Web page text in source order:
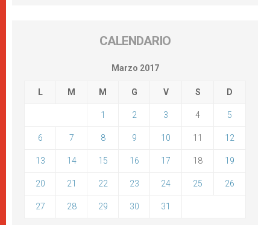
CALENDARIO
Marzo 2017
L M M G V S D
1 2 3 4 5
6 7 8 9 10 11 12
13 14 15 16 17 18 19
20 21 22 23 24 25 26
27 28 29 30 31